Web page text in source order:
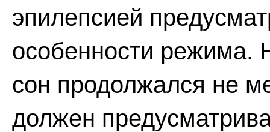
эпилепсией
особенности режима.
сон продолжался не
должен